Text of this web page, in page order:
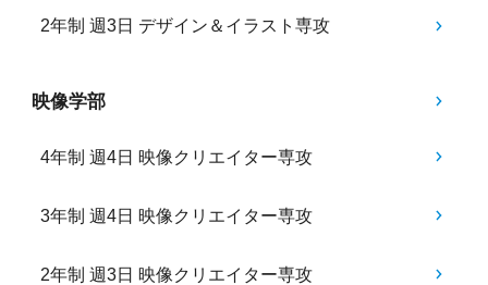
2年制 週3日 デザイン＆イラスト専攻
映像学部
4年制 週4日 映像クリエイター専攻
3年制 週4日 映像クリエイター専攻
2年制 週3日 映像クリエイター専攻